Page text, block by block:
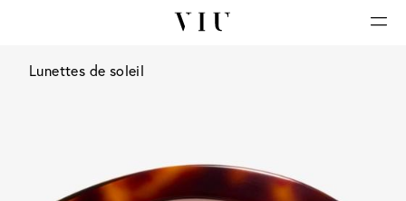
Lunettes de soleil